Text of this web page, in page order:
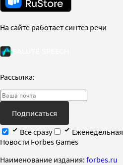
На сайте работает синтез речи
Рассылка:
Подписаться
Все сразу
Еженедельная
Новости Forbes Games
Наименование издания: forbes.ru